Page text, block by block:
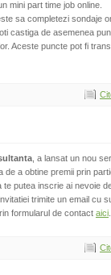
mini part time job online.
sa completezi sondaje
castiga de asemenea
Aceste puncte pot fi
, a lansat un nou
de a obtine premii prin
putea inscrie ai nevoie
trimite un email cu
formularul de contact aici